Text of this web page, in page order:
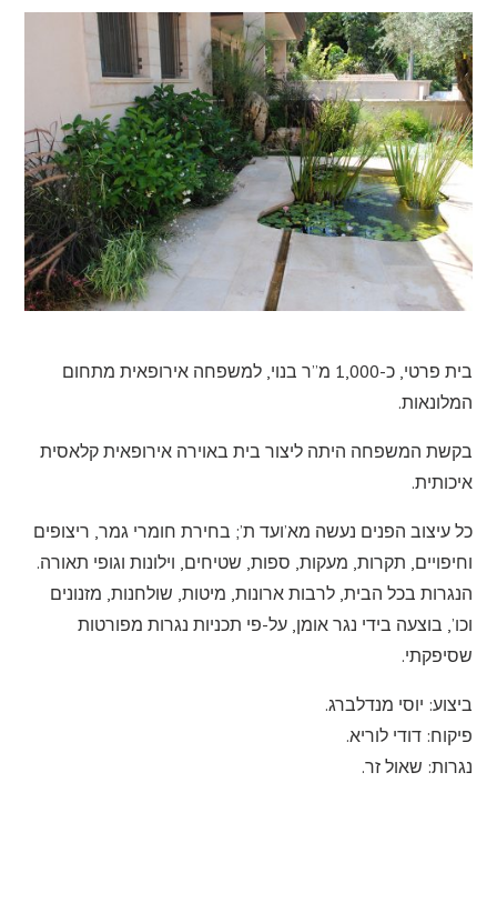
בית פרטי, כ-1,000 מ”ר בנוי, למשפחה אירופאית מתחום
המלונאות.
בקשת המשפחה היתה ליצור בית באוירה אירופאית קלאסית
איכותית.
כל עיצוב הפנים נעשה מא’ועד ת’; בחירת חומרי גמר, ריצופים
וחיפויים, תקרות, מעקות, ספות, שטיחים, וילונות וגופי תאורה.
הנגרות בכל הבית, לרבות ארונות, מיטות, שולחנות, מזנונים
וכו’, בוצעה בידי נגר אומן, על-פי תכניות נגרות מפורטות
שסיפקתי.
ביצוע: יוסי מנדלברג.
פיקוח: דודי לוריא.
נגרות: שאול זר.